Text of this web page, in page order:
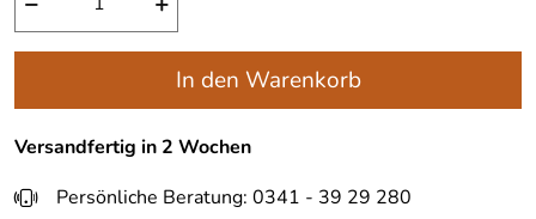
In den Warenkorb
Versandfertig in 2 Wochen
Persönliche Beratung: 0341 - 39 29 280